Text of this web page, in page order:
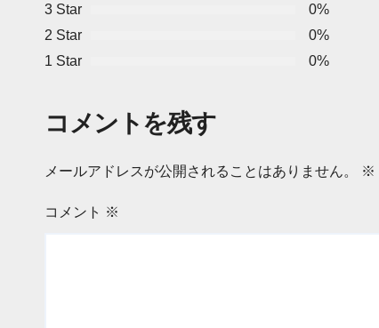
3 Star
0%
2 Star
0%
1 Star
0%
コメントを残す
メールアドレスが公開されることはありません。 ※
コメント ※